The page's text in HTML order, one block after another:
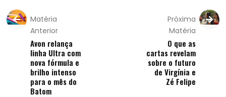
Matéria
Anterior
Avon relança
linha Ultra com
nova fórmula e
brilho intenso
para o mês do
Batom
Próxima
Matéria
O que as
cartas revelam
sobre o futuro
de Virgínia e
Zé Felipe